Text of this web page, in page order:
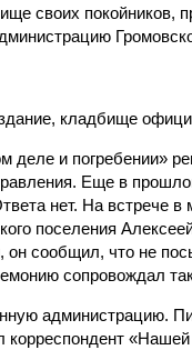
своих покойников,
кладбище
деле и погребении»
Еще в
нет. На встрече
поселения
он сообщил, что не
сопровождал
администрацию.
корреспондент